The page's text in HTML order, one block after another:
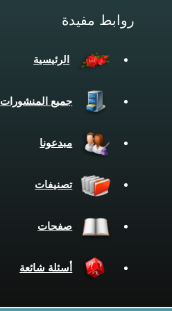
روابط مفيدة
الرئيسية
جميع المنشورات
مبدعونا
تصنيفات
صفحات
أسئلة شائعة